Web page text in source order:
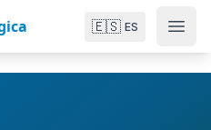
🇪🇸 ES